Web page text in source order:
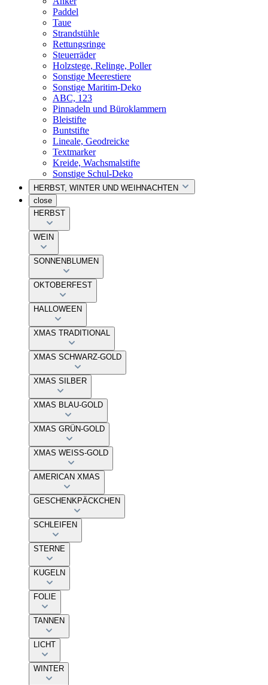
Paddel
Taue
Strandstühle
Rettungsringe
Steuerräder
Holzstege, Relinge, Poller
Sonstige Meerestiere
Sonstige Maritim-Deko
ABC, 123
Pinnadeln und Büroklammern
Bleistifte
Buntstifte
Lineale, Geodreicke
Textmarker
Kreide, Wachsmalstifte
Sonstige Schul-Deko
HERBST, WINTER UND WEIHNACHTEN
close
HERBST
WEIN
SONNENBLUMEN
OKTOBERFEST
HALLOWEEN
XMAS TRADITIONAL
XMAS SCHWARZ-GOLD
XMAS SILBER
XMAS BLAU-GOLD
XMAS GRÜN-GOLD
XMAS WEISS-GOLD
AMERICAN XMAS
GESCHENKPÄCKCHEN
SCHLEIFEN
STERNE
KUGELN
FOLIE
TANNEN
LICHT
WINTER